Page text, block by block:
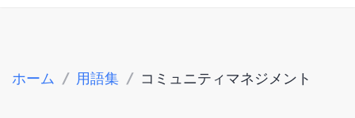
ホーム / 用語集 / コミュニティマネジメント